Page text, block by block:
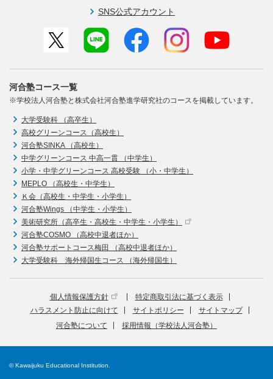
SNS公式アカウント
河合塾コース一覧
※学校法人河合塾と株式会社河合塾進学研究社のコースを掲載しています。
大学受験科 （高卒生）
高校グリーンコース（高校生）
河合塾SINKA （高校生）
中学グリーンコース 中高一貫 （中学生）
小学・中学グリーンコース 高校受験 （小・中学生）
MEPLO （高校生・中学生）
Ｋ会（高校生・中学生・小学生）
河合塾Wings （中学生・小学生）
美術研究所（高卒生・高校生・中学生・小学生）
河合塾COSMO （高校中退者ほか）
河合塾サポートコース梅田 （高校中退者ほか）
大学受験科 海外帰国生コース （海外帰国生）
個人情報保護方針
特定商取引法に基づく表示
ハラスメント防止に向けて
サイトポリシー
サイトマップ
河合塾について
採用情報（学校法人河合塾）
© Kawaijuku Educational Institution.